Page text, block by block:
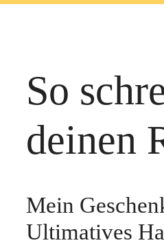
So
deinen
Mein
Ultimatives